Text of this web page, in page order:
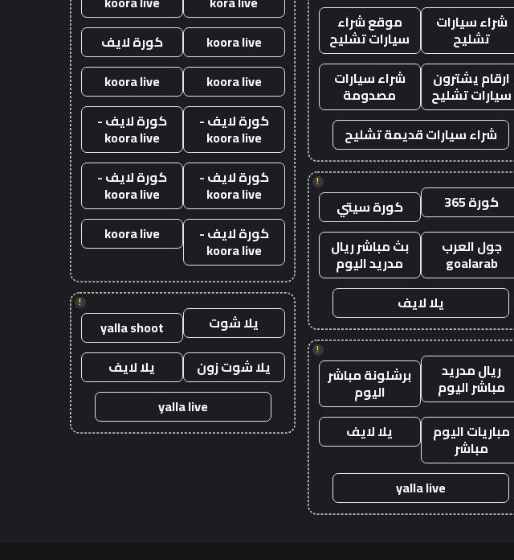
شراء سيارات
تشليح
موقع شراء
سيارات تشليح
ارقام يشترون
سيارات تشليح
شراء سيارات
مصدومة
شراء سيارات قديمة تشليح
!
كورة 365
كورة سيتي
جول العرب
goalarab
بث مباشر ريال
مدريد اليوم
يلا لايف
!
ريال مدريد
مباشر اليوم برشلونة مباشر
اليوم
مباريات اليوم
مباشر
يلا لايف
yalla live
koora live
كورة لايف
koora live
koora live
كورة لايف -
koora live
كورة لايف -
koora live
كورة لايف -
koora live
كورة لايف -
koora live
كورة لايف -
koora live
koora live
!
يلا شوت
yalla shoot
يلا شوت زون
يلا لايف
yalla live